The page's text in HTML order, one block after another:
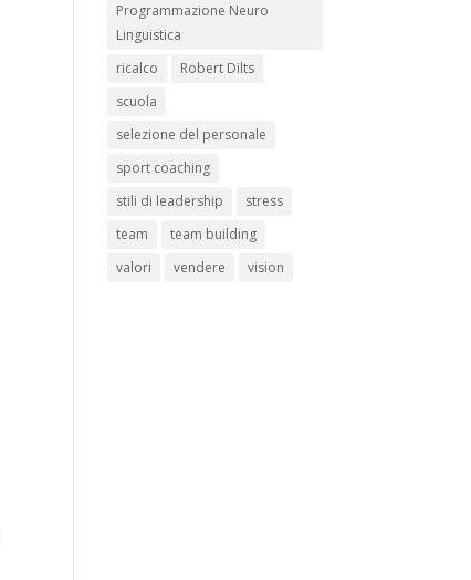
Programmazione Neuro
Linguistica
ricalco
Robert Dilts
scuola
selezione del personale
sport coaching
stili di leadership
stress
team
team building
valori
vendere vision